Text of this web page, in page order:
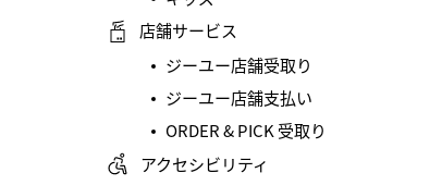
店舗サービス
ジーユー店舗受取り
ジーユー店舗支払い
ORDER & PICK 受取り
アクセシビリティ